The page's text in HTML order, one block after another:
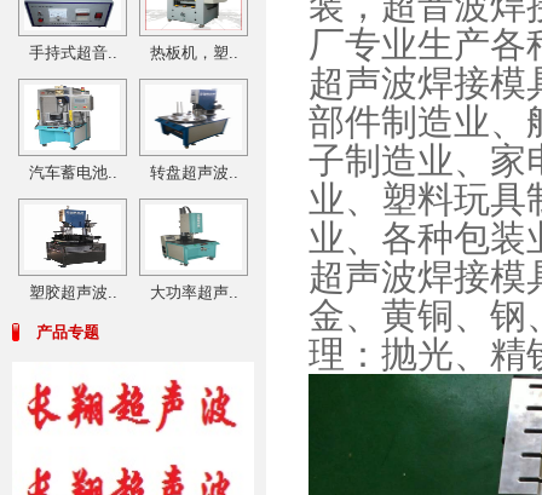
手持式超音.. 热板机，塑..
汽车蓄电池.. 转盘超声波..
塑胶超声波.. 大功率超声..
产品专题
厂专业生产各
超声波焊接模
部件制造业、
子制造业、家
业、塑料玩具
业、各种包装
超声波焊接模
金、黄铜、钢
理：抛光、精